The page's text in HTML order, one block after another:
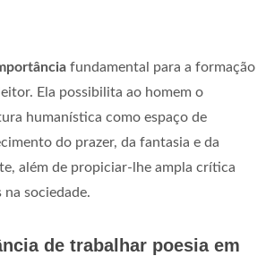
fundamental para a formação
Ela possibilita ao homem o
humanística como espaço de
do prazer, da fantasia e da
além de propiciar-lhe ampla crítica
na sociedade.
de trabalhar poesia em